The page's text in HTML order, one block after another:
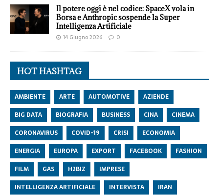
Il potere oggi è nel codice: SpaceX vola in
Borsa e Anthropic sospende la Super
Intelligenza Artificiale
14 Giugno 2026 0
HOT HASHTAG
AMBIENTE ARTE AUTOMOTIVE
AZIENDE
BIG DATA
BIOGRAFIA BUSINESS CINA
CINEMA
CORONAVIRUS
COVID-19 CRISI
ECONOMIA
ENERGIA
EUROPA EXPORT FACEBOOK
FASHION
FILM
GAS H2BIZ
IMPRESE
INTELLIGENZA ARTIFICIALE
INTERVISTA IRAN